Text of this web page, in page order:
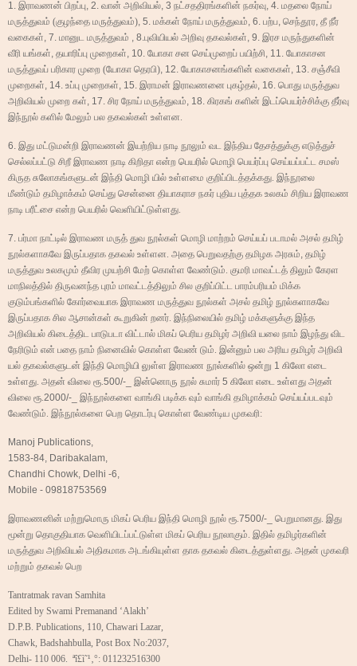
1. இராவணன் பிறப்பு, 2. வான் அறிவியல், 3 நட்சததிரங்களின் நகர்வு, 4. மதலை நோய்
மருத்துவம் (குழந்தை மருத்துவம்), 5. மக்கள் நோய் மருத்துவம், 6. பற்ப, செந்தூர, தீ நீர்
வகைகள், 7. மானுட மருத்துவம் , 8.புவியியல் அறிவு தகவல்கள், 9. இரச மருந்துகளின்
வீரி யங்கள், தயாரிப்பு முறைகள், 10. யோகா சன செய்முறைப் பயிற்சி, 11. யோகாசன
மருத்துவப் பரிகார முறை (யோகா தெரபி), 12. யோகாசனங்களின் வகைகள், 13. சஞ்சீவி
முறைகள், 14. உப்பு முறைகள், 15. இராமன் இராவணனை புகழ்தல், 16. பொது மருத்துவ
அறிவியல் முறை கள், 17. சிர நோய் மருத்துவம், 18. கிரகங் களின் இடப்பெயர்ச்சிக்கு தீர்வு
இந்நூல் களில் மேலும் பல தகவல்கள் உள்ளன.
6. இது மட்டுமன்றி இராவணன் இயற்றிய நாடி நூலும் வட இந்திய தேசத்துக்கு எடுத்துச்
செல்லப்பட்டு சிறீ இராவண நாடி கிறிதா என்ற பெயரில் மொழி பெயர்ப்பு செய்யப்பட்ட சமஸ்
கிருத சுலோகங்களுடன் இந்தி மொழி யில் உள்ளமை குறிப்பிடத்தக்கது. இந்நூலை
மீண்டும் தமிழாக்கம் செய்து சென்னை தியாகராச நகர் புதிய புத்தக உலகம் சிறிய இராவண
நாடி பரீட்சை என்ற பெயரில் வெளியிட்டுள்ளது.
7. பர்மா நாட்டில் இராவண மருத் துவ நூல்கள் மொழி மாற்றம் செய்யப் படாமல் அசல் தமிழ்
நூல்களாகவே இருப்பதாக தகவல் உள்ளன. அதை பெறுவதற்கு தமிழக அரசும், தமிழ்
மருத்துவ உலகமும் தீவிர முயற்சி மேற் கொள்ள வேண்டும். குமரி மாவட்டத் திலும் கேரள
மாநிலத்தில் திருவனந்த புரம் மாவட்டத்திலும் சில குறிப்பிட்ட பாரம்பரியம் மிக்க
குடும்பங்களில் கோர்வையாக இராவண மருத்துவ நூல்கள் அசல் தமிழ் நூல்களாகவே
இருப்பதாக சில ஆசான்கள் கூறுகின் றனர். இந்நிலையில் தமிழ் மக்களுக்கு இந்த
அறிவியல் கிடைத்திட பாடுபடா விட்டால் மிகப் பெரிய தமிழர் அறிவி யலை நாம் இழந்து விட
நேரிடும் என் பதை நாம் நினைவில் கொள்ள வேண் டும். இன்னும் பல அரிய தமிழர் அறிவி
யல் தகவல்களுடன் இந்தி மொழியி லுள்ள இராவண நூல்களில் ஒன்று 1 கிலோ எடை
உள்ளது. அதன் விலை ரூ.500/-_ இன்னொரு நூல் சுமார் 5 கிலோ எடை உள்ளது அதன்
விலை ரூ.2000/-_ இந்நூல்களை வாங்கி படிக்க வும் வாங்கி தமிழாக்கம் செய்யப்படவும்
வேண்டும். இந்நூல்களை பெற தொடர்பு கொள்ள வேண்டிய முகவரி:
Manoj Publications,
1583-84, Daribakalam,
Chandhi Chowk, Delhi -6,
Mobile - 09818753569
இராவணனின் மற்றுமொரு மிகப் பெரிய இந்தி மொழி நூல் ரூ.7500/-_ பெறுமானது. இது
மூன்று தொகுதியாக வெளியிடப்பட்டுள்ள மிகப் பெரிய நூலாகும். இதில் தமிழர்களின்
மருத்துவ அறிவியல் அதிகமாக அடங்கியுள்ள தாக தகவல் கிடைத்துள்ளது. அதன் முகவரி
மற்றும் தகவல் பெற
Tantratmak ravan Samhita
Edited by Swami Premanand ‘Alakh’
D.P.B. Publications, 110, Chawari Lazar,
Chawk, Badshahbulla, Post Box No:2037,
Delhi- 110 006. ªî£ì˜¹‚°: 011232516300